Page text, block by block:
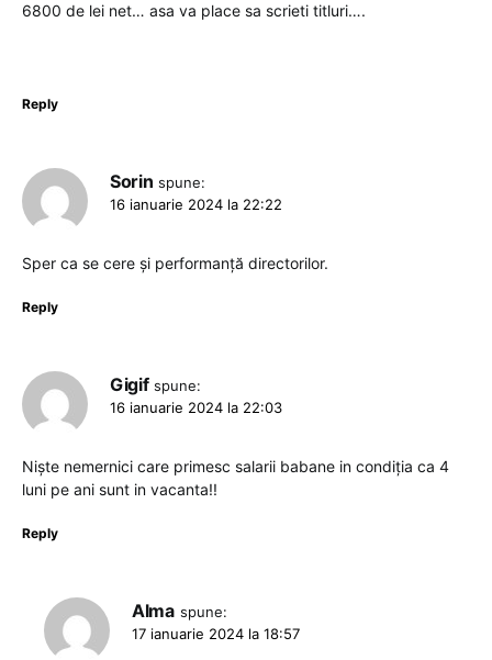
6800 de lei net… asa va place sa scrieti titluri….
Reply
Sorin spune:
16 ianuarie 2024 la 22:22
Sper ca se cere și performanță directorilor.
Reply
Gigif spune:
16 ianuarie 2024 la 22:03
Niște nemernici care primesc salarii babane in condiția ca 4
luni pe ani sunt in vacanta!!
Reply
Alma spune:
17 ianuarie 2024 la 18:57